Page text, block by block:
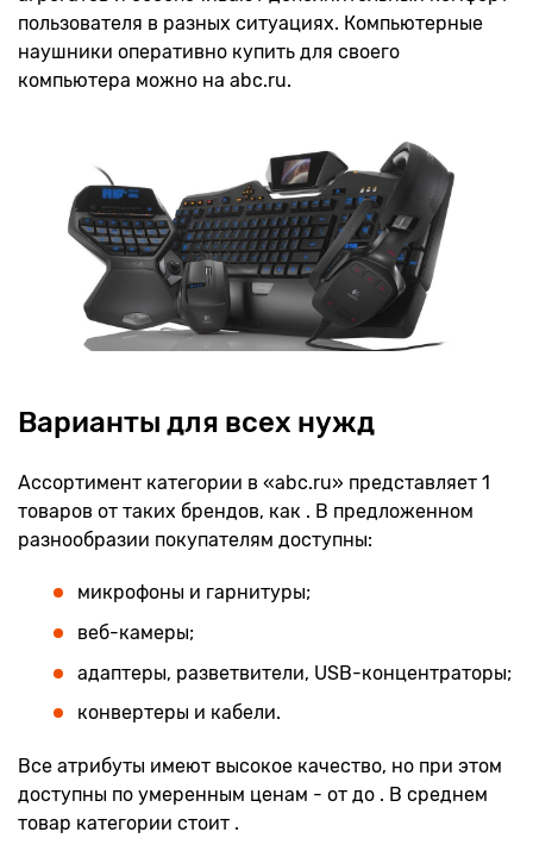
пользователя в разных ситуациях. Компьютерные
наушники оперативно купить для своего
компьютера можно на abc.ru.
Варианты для всех нужд
Ассортимент категории в «abc.ru» представляет 1
товаров от таких брендов, как . В предложенном
разнообразии покупателям доступны:
микрофоны и гарнитуры;
веб-камеры;
адаптеры, разветвители, USB-концентраторы;
конвертеры и кабели.
Все атрибуты имеют высокое качество, но при этом
доступны по умеренным ценам - от до . В среднем
товар категории стоит .